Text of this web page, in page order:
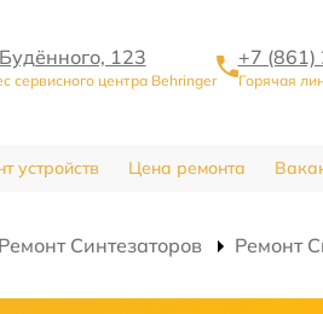
123
сервисного центра Behringer
+7
Горячая
устройств Цена ремонта
Ремонт Синтезаторов Ремонт